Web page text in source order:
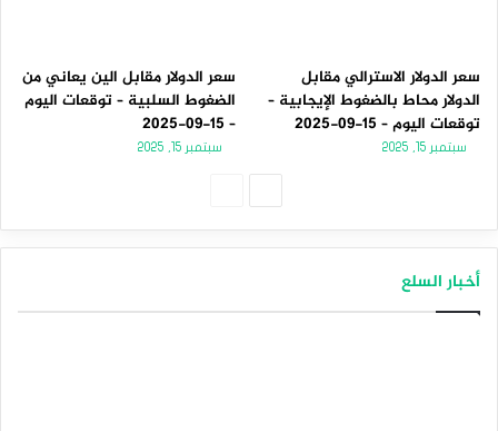
سعر الدولار الاسترالي مقابل
الدولار محاط بالضغوط الإيجابية –
توقعات اليوم – 15-09-2025
سبتمبر 15, 2025
سعر الدولار مقابل الين يعاني من
الضغوط السلبية – توقعات اليوم
– 15-09-2025
سبتمبر 15, 2025
أخبار السلع